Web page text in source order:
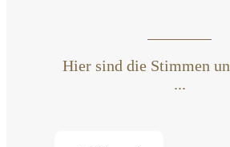
Hier sind die Stimmen
...